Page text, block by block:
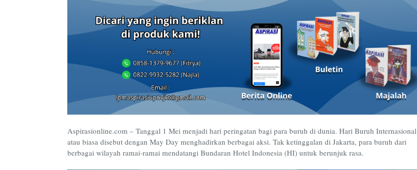
Aspirasionline.com – Tanggal 1 Mei menjadi hari peringatan bagi para buruh di dunia. Hari Buruh Internasional
atau biasa disebut dengan May Day menghadirkan berbagai aksi. Tak ketinggalan di Jakarta, para buruh dari
berbagai wilayah ramai-ramai mendatangi Bundaran Hotel Indonesia (HI) untuk berunjuk rasa.